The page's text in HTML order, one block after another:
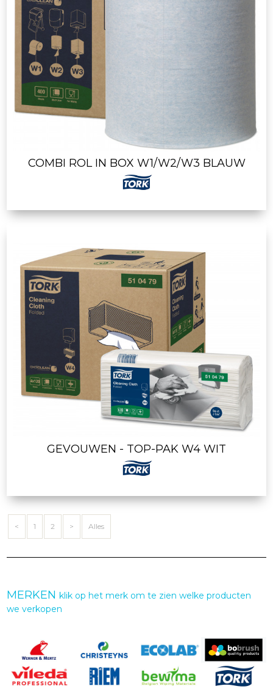
COMBI ROL IN BOX W1/W2/W3 BLAUW
GEVOUWEN - TOP-PAK W4 WIT
< 1 2 > Alles
MERKENklik op het merk om te zien welke producten
we verkopen